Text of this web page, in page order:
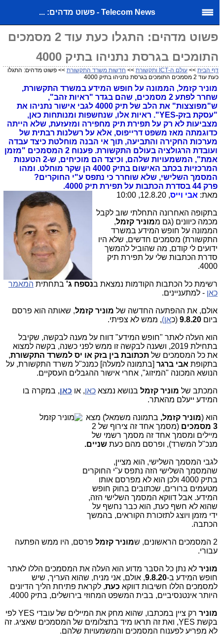
Telecom News - פשוט מדהים: ...
פשוט מדהים: התגלו כעת עוד 2 מסמכים
התומכים בגרסת נתניהו בתיק 4000
דף הבית>> עולם ה-ICT ותקשורת >> חדשות משרד התקשורת>> פשוט מדהים: התגלו
כעת עוד 2 מסמכים התומכים בגרסת נתניהו בתיק 4000
מוניר קזמל, הממונה על חופש המידע במשרד התקשורת,
שחרר לפתע 2 מסמכים, שהם בגדר "ראיות זהב",
ש"מפוצצות" את הלב של תיק 4000 לגבי אישור נתניהו את
"עסקת בזק-YES". ראיות אלו, שנחשפות ומנותחות כאן,
מצביעות לא רק על תפירת תיק מחפירה ומזעזעת, שלא הייתה
כדוגמתה מאז משפט דרייפוס, אלא על רשלנות רבתית של
מערכות החקירה והתביעה, תוך אי הבנה מוחלטת כיצד עבדה
ועובדת הרגולציה בעולם התקשורת. פענוח 2 המסמכים "מזמן
אמת", המשמעויות שלהם, וכיצד הם מוכיחים, ש-2 הטענות
המרכזיות בכתב האישום בתיק 4000 הן שקר מוחלט. ומהו
המסמך השלישי, שלא שוחרר כי נתפס ע"י החוקרים?
פרק 44 בסדרת הכתבות על תפירת תיק 4000.
מאת: אבי וייס, 12.8.20, 10:00
בתקופה האחרונה התחלתי שוב לקבל
מכמה כיוונים (גם ממוניר קזמל,
הממונה על חופש המידע במשרד
התקשורת) מסמכים חדשים, שלא היו
ידועים לי קודם, מה שהוביל להמשך
סדרת הכתבות שלי על תפירת תיק
4000.
רשימת כל הכתבות הקודמות נמצאת בנספח ג'בתחתית המאמר
כאן- למתעניינים.
אולם, את ההפתעה החדשה של מוניר קזמל, שאותה הוא פרסם
ביום 9.8.20(כאן), ממש לא צפיתי.
הוא העלה לאתר "חופש המידע" דווח על מענה לבקשה, שקיבל
בתחילת 2019, ושענה לבקשה זו ממש לפני כשנה, בקשה למצוא
את כל המסמכים של תכתובת בין בזק או יס למשרד התקשורת,
בתקופת אבי ברגר[בתמונה למעלה] כמנכ"ל משרד התקשורת, על
הנושא המכונה "המיזוג", אחרי אישור ההגבלים העסקיים.
המכתב של מוניר קזמל בנושא נמצא כאן, או כאן, במקרה בו
המידע ייעלם מהאתר.
הוא (מוניר קזמל, בתמונה משמאל) מצא
3 מסמכים
(מסמך אחד זה צירוף של 2
מיילים ומסמך אחד זה מסמך רשמי של
מנכ"ל המשרד), ופרסם מהם כעת שניים.
לגבי המסמך השלישי, הוא מציין,
שהמסמך השלישי הזה נתפס ע"י החוקרים
בתיק 4000 ולכן הוא לא מפרסם אותו
מטעמים ברורים, שכתובים בחוק חופש
המידע. אבל דווקא המסמך השלישי הזה,
שהוא לא חשף כעת, הוא כבר נחשף על
ידי מזמן ויוצג לתזכורת הקוראים, בהמשך
הכתבה.
2 המסמכים הראשונים, ש מוניר קזמל פרסם, היו ממש הפתעה
עבורי.
מונירלא נתן כל הסבר מדוע הוא העלה את המסמכים הללו לאתר
חופש המידע ב-9.8.20, אולם, אני מניח, שהוא העריך, שיש
למסמכים הללו חשיבות דווקא כעת, לקראת פתיחת הליך הדיונים
היותר אינטנסיביים, בבית המשפט המחוזי בירושלים, בתיק 4000.
מוניר
רק ציין במכתבו, שהוא מחק את המיילים של עובדי YES לפי
בקשת YES, ואת זה תראו מיד בתצלומים של המסמכים שאציג. זה
לא מפריע לפענוח המסמכים והמשמעויות שלהם.